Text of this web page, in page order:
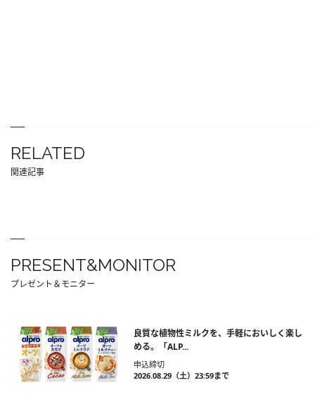
RELATED
関連記事
PRESENT&MONITOR
プレゼント＆モニター
良質な植物性ミルクを、手軽においしく楽し
める。「ALP...
申込締切
2026.08.29（土）23:59まで